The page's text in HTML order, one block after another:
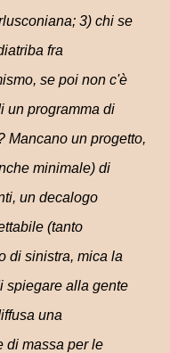
3) chi se
fra
se poi non c'è
un programma di
Mancano un progetto,
minimale) di
un decalogo
(tanto
di sinistra, mica la
spiegare alla gente
una
di massa per le